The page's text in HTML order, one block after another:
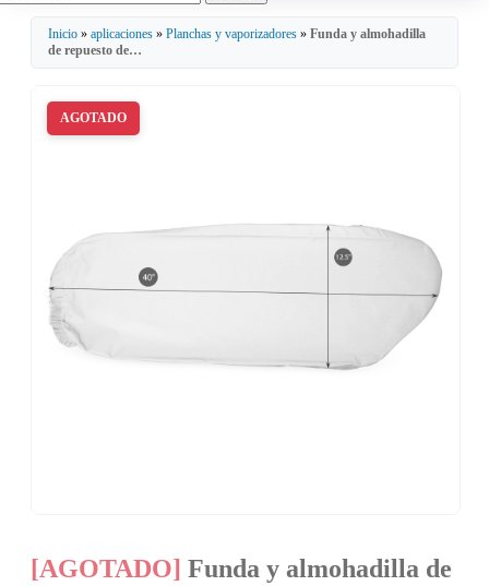
Inicio » aplicaciones » Planchas y vaporizadores » Funda y almohadilla
de repuesto de…
AGOTADO
[AGOTADO] Funda y almohadilla de